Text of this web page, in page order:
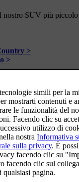
SUV più piccolo
>
>
elettrica progettata
>